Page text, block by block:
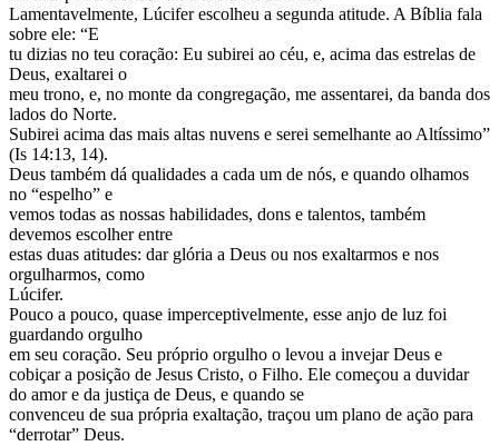
Lamentavelmente, Lúcifer escolheu a segunda atitude. A Bíblia fala
sobre ele: “E
tu dizias no teu coração: Eu subirei ao céu, e, acima das estrelas de
Deus, exaltarei o
meu trono, e, no monte da congregação, me assentarei, da banda dos
lados do Norte.
Subirei acima das mais altas nuvens e serei semelhante ao Altíssimo”
(Is 14:13, 14).
Deus também dá qualidades a cada um de nós, e quando olhamos
no “espelho” e
vemos todas as nossas habilidades, dons e talentos, também
devemos escolher entre
estas duas atitudes: dar glória a Deus ou nos exaltarmos e nos
orgulharmos, como
Lúcifer.
Pouco a pouco, quase imperceptivelmente, esse anjo de luz foi
guardando orgulho
em seu coração. Seu próprio orgulho o levou a invejar Deus e
cobiçar a posição de Jesus Cristo, o Filho. Ele começou a duvidar
do amor e da justiça de Deus, e quando se
convenceu de sua própria exaltação, traçou um plano de ação para
“derrotar” Deus.